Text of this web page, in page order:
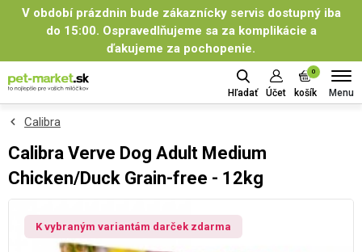
V období prázdnin bude zákaznícky servis dostupný iba
do 15:00. Ospravedlňujeme sa za komplikácie a
ďakujeme za pochopenie.
Hľadať Účet
0
košík Menu
Calibra
Calibra Verve Dog Adult Medium
Chicken/Duck Grain-free - 12kg
K vybraným variantám darček zdarma